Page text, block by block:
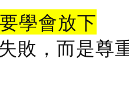
學會放下
敗，而是尊